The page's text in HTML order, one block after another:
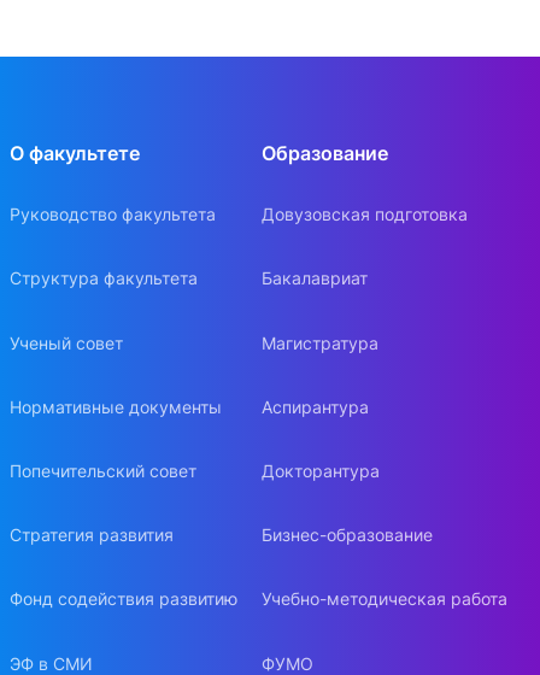
О факультете
Руководство факультета
Структура факультета
Ученый совет
Нормативные документы
Попечительский совет
Стратегия развития
Фонд содействия развитию
ЭФ в СМИ
Образование
Довузовская подготовка
Бакалавриат
Магистратура
Аспирантура
Докторантура
Бизнес-образование
Учебно-методическая работа
ФУМО